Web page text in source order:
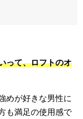
って、ロフトのオ
めが好きな男性に
も満足の使用感で